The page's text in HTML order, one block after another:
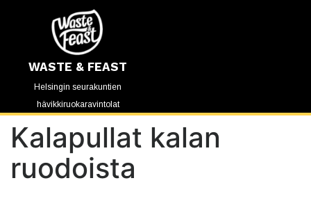
WASTE & FEAST
Helsingin seurakuntien
hävikkiruokaravintolat
Kalapullat kalan
ruodoista